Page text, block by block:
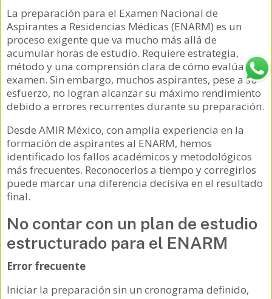
La preparación para el Examen Nacional de
Aspirantes a Residencias Médicas (ENARM) es un
proceso exigente que va mucho más allá de
acumular horas de estudio. Requiere estrategia,
método y una comprensión clara de cómo evalúa el
examen. Sin embargo, muchos aspirantes, pese a su
esfuerzo, no logran alcanzar su máximo rendimiento
debido a errores recurrentes durante su preparación.
Desde AMIR México, con amplia experiencia en la
formación de aspirantes al ENARM, hemos
identificado los fallos académicos y metodológicos
más frecuentes. Reconocerlos a tiempo y corregirlos
puede marcar una diferencia decisiva en el resultado
final.
No contar con un plan de estudio
estructurado para el ENARM
Error frecuente
Iniciar la preparación sin un cronograma definido,